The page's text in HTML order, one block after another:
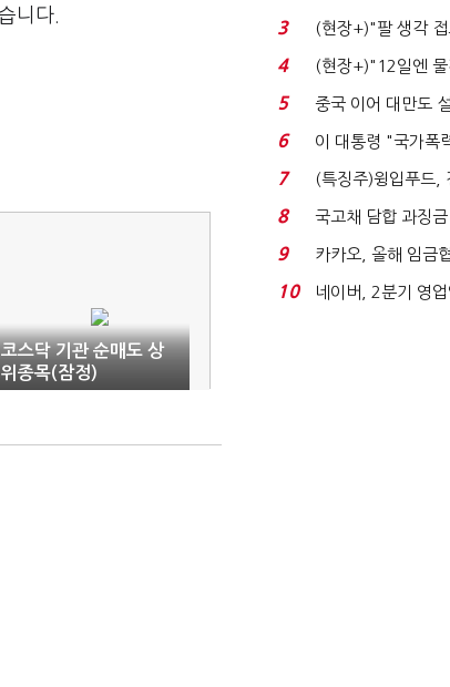
니다.
코스닥 기관 순매도 상
위종목(잠정)
처분' 기준은 ...
3
(현장+)"팔 생각 접
요"…'덜 똘똘한
4
(현장+)"12일엔
빈 매대 채우며 문
5
중국 이어 대만도
국전쟁’
6
이 대통령 "국가폭
적극적 조사로 진...
7
(특징주)윙입푸드,
지에 상한가...
8
국고채 담합 과징
금 폭탄' 우려...
9
카카오, 올해 임금
6.3% 인상·격려...
10
네이버, 2분기 영